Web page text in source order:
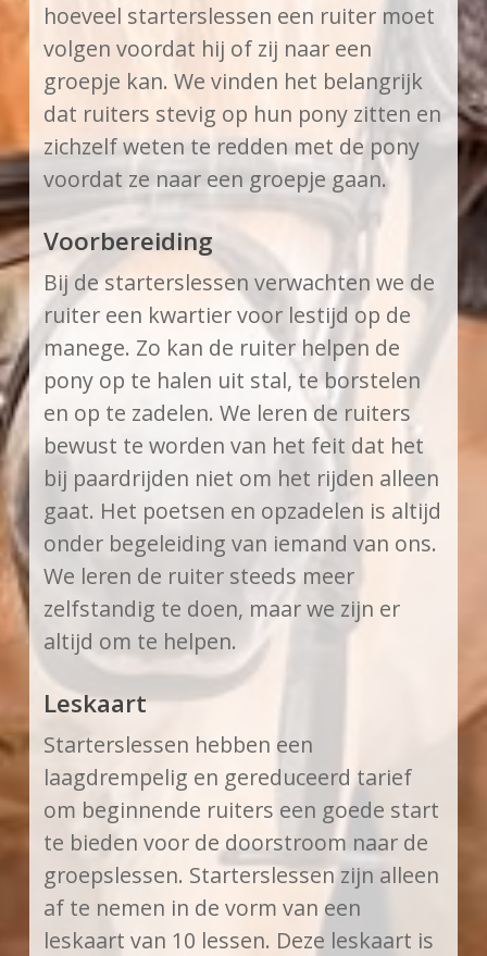
hoeveel starterslessen een ruiter moet
volgen voordat hij of zij naar een
groepje kan. We vinden het belangrijk
dat ruiters stevig op hun pony zitten en
zichzelf weten te redden met de pony
voordat ze naar een groepje gaan.
Voorbereiding
Bij de starterslessen verwachten we de
ruiter een kwartier voor lestijd op de
manege. Zo kan de ruiter helpen de
pony op te halen uit stal, te borstelen
en op te zadelen. We leren de ruiters
bewust te worden van het feit dat het
bij paardrijden niet om het rijden alleen
gaat. Het poetsen en opzadelen is altijd
onder begeleiding van iemand van ons.
We leren de ruiter steeds meer
zelfstandig te doen, maar we zijn er
altijd om te helpen.
Leskaart
Starterslessen hebben een
laagdrempelig en gereduceerd tarief
om beginnende ruiters een goede start
te bieden voor de doorstroom naar de
groepslessen. Starterslessen zijn alleen
af te nemen in de vorm van een
leskaart van 10 lessen. Deze leskaart is